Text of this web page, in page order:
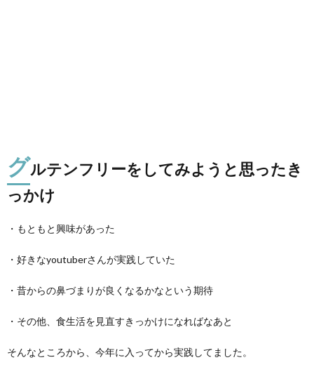
グルテンフリーをしてみようと思ったき
っかけ
・もともと興味があった
・好きなyoutuberさんが実践していた
・昔からの鼻づまりが良くなるかなという期待
・その他、食生活を見直すきっかけになればなあと
そんなところから、今年に入ってから実践してました。